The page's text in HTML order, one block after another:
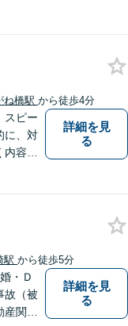
ごと
い。
ね橋駅 から徒歩4分
スピー
に、対
容と
詳細を見
る
駅 から徒歩5分
・Ｄ
故（被
関連
詳細を見
る